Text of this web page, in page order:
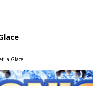
la Glace